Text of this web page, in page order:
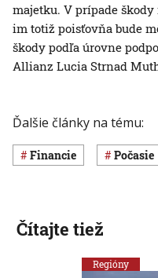
majetku. V prípade
im totiž poisťovňa bude
škody podľa úrovne
Allianz Lucia Strnad
Ďalšie články na tému:
Financie Počasie
Čítajte tiež
Regióny